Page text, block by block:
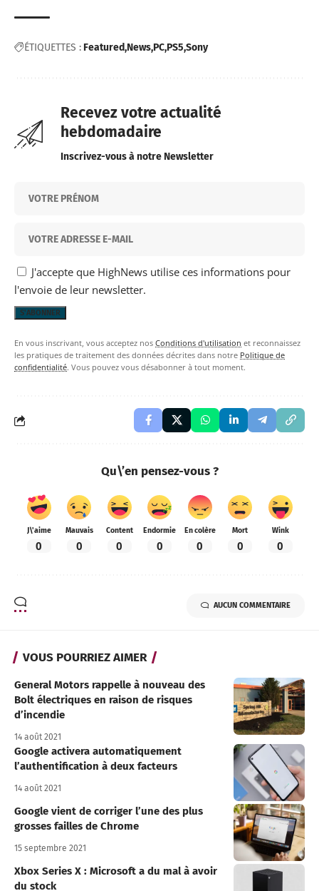
ÉTIQUETTES : Featured News PC PS5 Sony
Recevez votre actualité
hebdomadaire
Inscrivez-vous à notre Newsletter
J'accepte que HighNews utilise ces informations pour
l'envoie de leur newsletter.
En vous inscrivant, vous acceptez nos Conditions d'utilisation et reconnaissez
les pratiques de traitement des données décrites dans notre Politique de
confidentialité. Vous pouvez vous désabonner à tout moment.
Qu\’en pensez-vous ?
J\'aime
0
Mauvais
0
Content
0
Endormie
0
En colère
0
Mort
0
Wink
0
AUCUN COMMENTAIRE
VOUS POURRIEZ AIMER
General Motors rappelle à nouveau des
Bolt électriques en raison de risques
d’incendie
14 août 2021
Google activera automatiquement
l’authentification à deux facteurs
14 août 2021
Google vient de corriger l’une des plus
grosses failles de Chrome
15 septembre 2021
Xbox Series X : Microsoft a du mal à avoir
du stock